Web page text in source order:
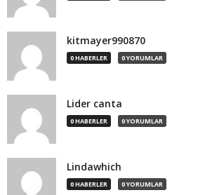
kitmayer990870
0 HABERLER 0 YORUMLAR
Lider canta
0 HABERLER 0 YORUMLAR
Lindawhich
0 HABERLER 0 YORUMLAR